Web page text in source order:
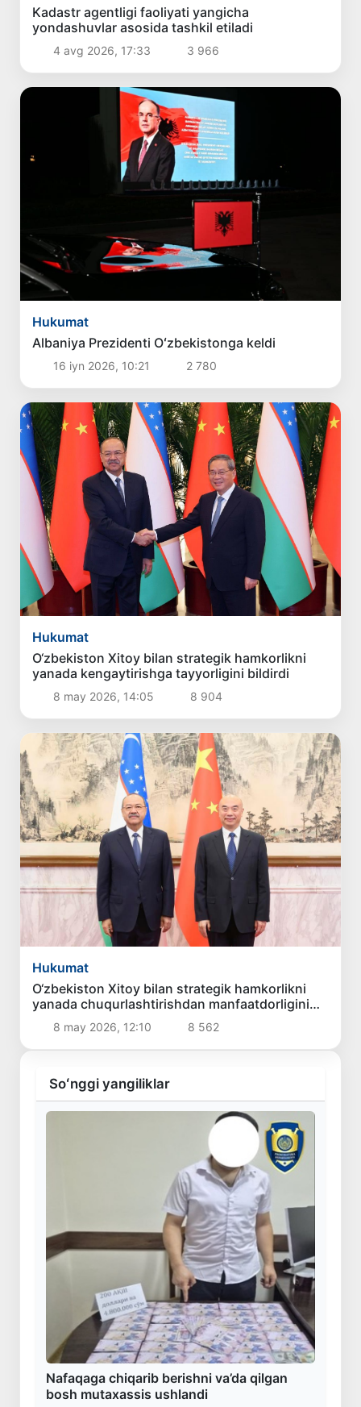
Kadastr agentligi faoliyati yangicha
yondashuvlar asosida tashkil etiladi
4 avg 2026, 17:33 3 966
Hukumat
Albaniya Prezidenti Oʻzbekistonga keldi
16 iyn 2026, 10:21 2 780
Hukumat
O‘zbekiston Xitoy bilan strategik hamkorlikni
yanada kengaytirishga tayyorligini bildirdi
8 may 2026, 14:05 8 904
Hukumat
O‘zbekiston Xitoy bilan strategik hamkorlikni
yanada chuqurlashtirishdan manfaatdorligini
bildirdi8 may 2026, 12:10 8 562
Soʻnggi yangiliklar
Nafaqaga chiqarib berishni va’da qilgan
bosh mutaxassis ushlandi